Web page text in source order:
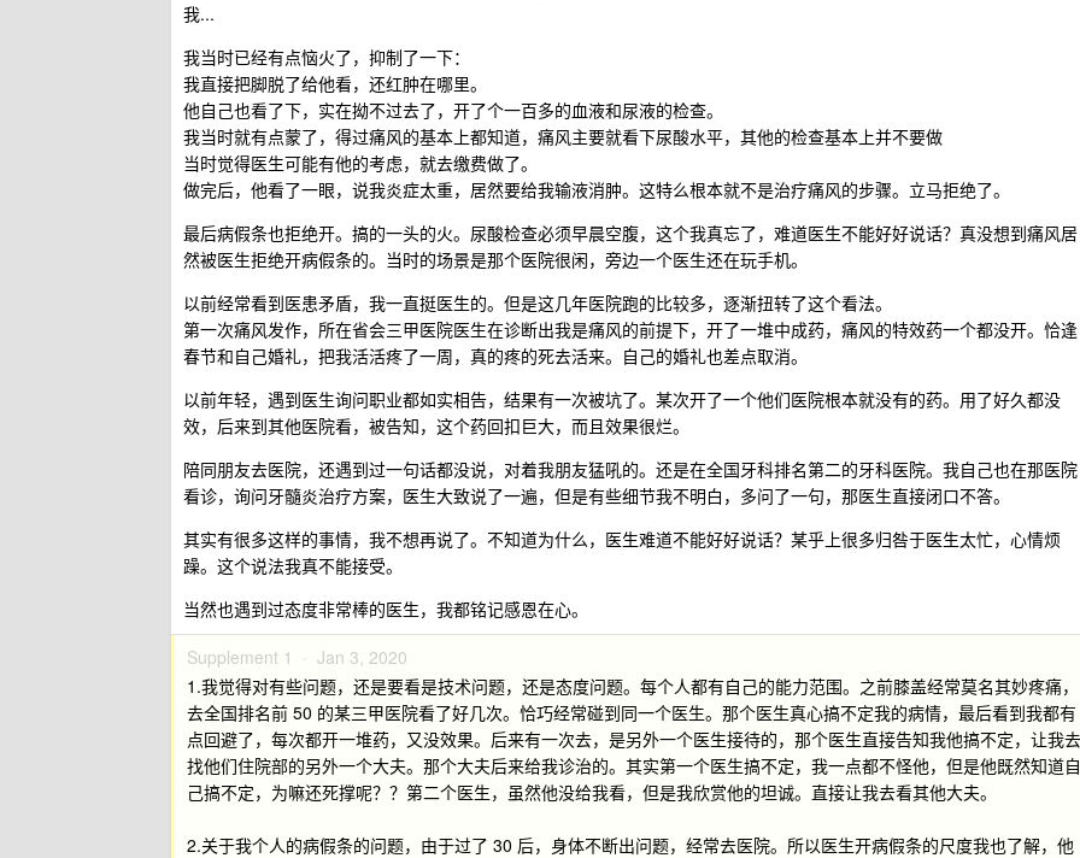
我...
我当时已经有点恼火了，抑制了一下：
我直接把脚脱了给他看，还红肿在哪里。
他自己也看了下，实在拗不过去了，开了个一百多的血液和尿液的检查。
我当时就有点蒙了，得过痛风的基本上都知道，痛风主要就看下尿酸水平，其他的检查基本上并不要做
当时觉得医生可能有他的考虑，就去缴费做了。
做完后，他看了一眼，说我炎症太重，居然要给我输液消肿。这特么根本就不是治疗痛风的步骤。立马拒绝了。
最后病假条也拒绝开。搞的一头的火。尿酸检查必须早晨空腹，这个我真忘了，难道医生不能好好说话？真没想到痛风居
然被医生拒绝开病假条的。当时的场景是那个医院很闲，旁边一个医生还在玩手机。
以前经常看到医患矛盾，我一直挺医生的。但是这几年医院跑的比较多，逐渐扭转了这个看法。
第一次痛风发作，所在省会三甲医院医生在诊断出我是痛风的前提下，开了一堆中成药，痛风的特效药一个都没开。恰逢
春节和自己婚礼，把我活活疼了一周，真的疼的死去活来。自己的婚礼也差点取消。
以前年轻，遇到医生询问职业都如实相告，结果有一次被坑了。某次开了一个他们医院根本就没有的药。用了好久都没
效，后来到其他医院看，被告知，这个药回扣巨大，而且效果很烂。
陪同朋友去医院，还遇到过一句话都没说，对着我朋友猛吼的。还是在全国牙科排名第二的牙科医院。我自己也在那医院
看诊，询问牙髓炎治疗方案，医生大致说了一遍，但是有些细节我不明白，多问了一句，那医生直接闭口不答。
其实有很多这样的事情，我不想再说了。不知道为什么，医生难道不能好好说话？某乎上很多归咎于医生太忙，心情烦
躁。这个说法我真不能接受。
当然也遇到过态度非常棒的医生，我都铭记感恩在心。
Supplement 1 · Jan 3, 2020
1.我觉得对有些问题，还是要看是技术问题，还是态度问题。每个人都有自己的能力范围。之前膝盖经常莫名其妙疼痛，
去全国排名前 50 的某三甲医院看了好几次。恰巧经常碰到同一个医生。那个医生真心搞不定我的病情，最后看到我都有
点回避了，每次都开一堆药，又没效果。后来有一次去，是另外一个医生接待的，那个医生直接告知我他搞不定，让我去
找他们住院部的另外一个大夫。那个大夫后来给我诊治的。其实第一个医生搞不定，我一点都不怪他，但是他既然知道自
己搞不定，为嘛还死撑呢？？第二个医生，虽然他没给我看，但是我欣赏他的坦诚。直接让我去看其他大夫。
2.关于我个人的病假条的问题，由于过了 30 后，身体不断出问题，经常去医院。所以医生开病假条的尺度我也了解，他